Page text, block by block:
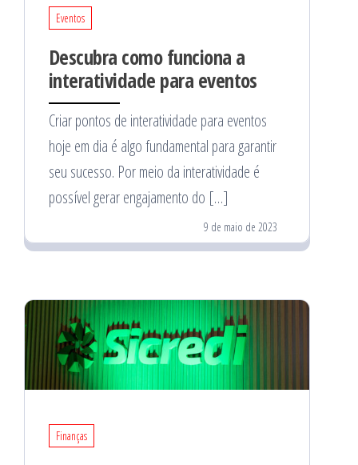
Eventos
Descubra como funciona a
interatividade para eventos
Criar pontos de interatividade para eventos
hoje em dia é algo fundamental para garantir
seu sucesso. Por meio da interatividade é
possível gerar engajamento do […]
9 de maio de 2023
Finanças